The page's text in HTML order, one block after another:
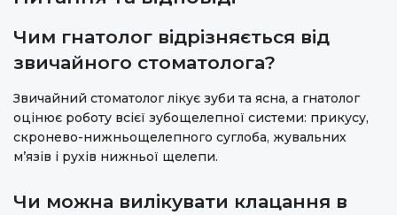
Чим гнатолог відрізняється від
звичайного стоматолога?
Звичайний стоматолог лікує зуби та ясна, а гнатолог
оцінює роботу всієї зубощелепної системи: прикусу,
скронево-нижньощелепного суглоба, жувальних
м’язів і рухів нижньої щелепи.
Чи можна вилікувати клацання в